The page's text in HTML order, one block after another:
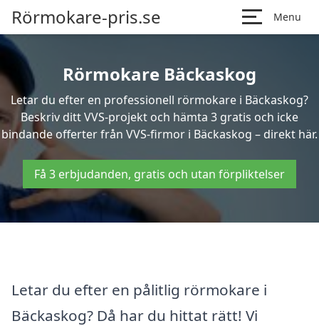
Rörmokare-pris.se Menu
Rörmokare Bäckaskog
Letar du efter en professionell rörmokare i Bäckaskog?
Beskriv ditt VVS-projekt och hämta 3 gratis och icke
bindande offerter från VVS-firmor i Bäckaskog – direkt här.
Få 3 erbjudanden, gratis och utan förpliktelser
Letar du efter en pålitlig rörmokare i
Bäckaskog? Då har du hittat rätt! Vi